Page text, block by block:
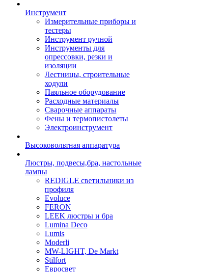
Инструмент
Измерительные приборы и
тестеры
Инструмент ручной
Инструменты для
опрессовки, резки и
изоляции
Лестницы, строительные
ходули
Паяльное оборудование
Расходные материалы
Сварочные аппараты
Фены и термопистолеты
Электроинструмент
Высоковольтная аппаратура
Люстры, подвесы,бра, настольные
лампы
REDIGLE светильники из
профиля
Evoluce
FERON
LEEK люстры и бра
Lumina Deco
Lumis
Moderli
MW-LIGHT, De Markt
Stilfort
Евросвет